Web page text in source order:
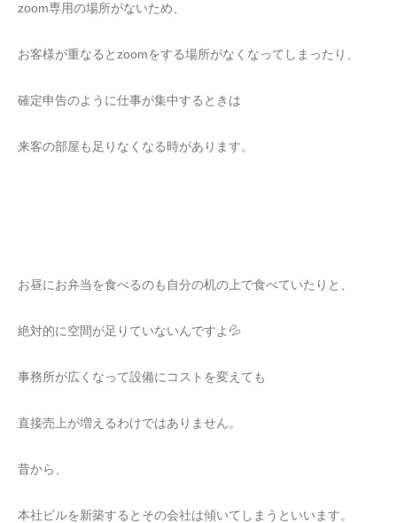
zoom専用の場所がないため、
お客様が重なるとzoomをする場所がなくなってしまったり、
確定申告のように仕事が集中するときは
来客の部屋も足りなくなる時があります。
お昼にお弁当を食べるのも自分の机の上で食べていたりと、
絶対的に空間が足りていないんですよ💦
事務所が広くなって設備にコストを変えても
直接売上が増えるわけではありません。
昔から、
本社ビルを新築するとその会社は傾いてしまうといいます。